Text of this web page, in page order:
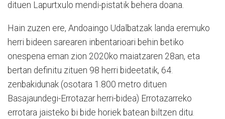
dituen Lapurtxulo mendi-pistatik behera doana.
Hain zuzen ere, Andoaingo Udalbatzak landa eremuko
herri bideen sarearen inbentarioari behin betiko
onespena eman zion 2020ko maiatzaren 28an, eta
bertan definitu zituen 98 herri bideetatik, 64.
zenbakidunak (osotara 1.800 metro dituen
Basajaundegi-Errotazar herri-bidea) Errotazarreko
errotara jaisteko bi bide horiek batean biltzen ditu.